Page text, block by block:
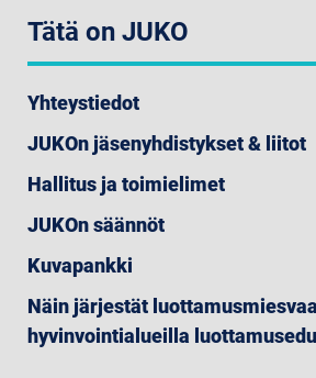
Tätä on JUKO
Yhteystiedot
JUKOn jäsenyhdistykset & liitot
Hallitus ja toimielimet
JUKOn säännöt
Kuvapankki
Näin järjestät
hyvinvointialueilla